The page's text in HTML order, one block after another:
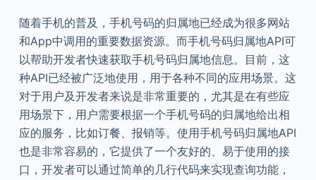
随着手机的普及，手机号码的归属地已经成为很多网站
和App中调用的重要数据资源。而手机号码归属地API可
以帮助开发者快速获取手机号码归属地信息。目前，这
种API已经被广泛地使用，用于各种不同的应用场景。这
对于用户及开发者来说是非常重要的，尤其是在有些应
用场景下，用户需要根据一个手机号码的归属地给出相
应的服务，比如订餐、报销等。使用手机号码归属地API
也是非常容易的，它提供了一个友好的、易于使用的接
口，开发者可以通过简单的几行代码来实现查询功能，